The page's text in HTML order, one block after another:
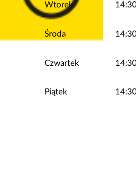
Wtorek
Środa
Czwartek
Piątek